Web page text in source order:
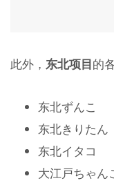
此外， 东北项目的
东北ずんこ
东北きりたん
东北イタコ
大江戸ちゃん